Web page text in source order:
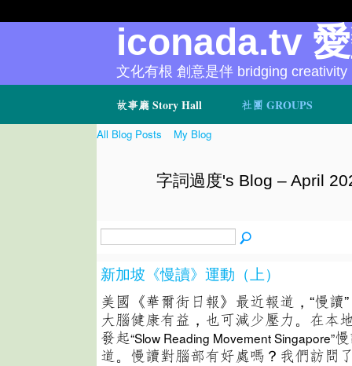
故事廳 Story Hall 社團 GROUPS
iconada.tv
文化有根 創意是伴 bridging creativity
All Blog Posts My Blog
字詞過度's Blog – April
新加坡《慢讀》運動（上）
美國《華爾街日報》最近報道，“慢讀”
大腦健康有益，也可減少壓力。在本
發起“Slow Reading Movement Singapore”
道。慢讀對腦部有好處嗎？我們訪問